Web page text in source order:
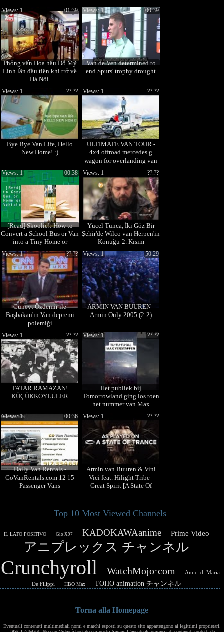
Phỏng vấn Hoa hậu Đỗ Mỹ
Linh lần đầu tiên khi trở về
Hà Nội.
01:39
Views: 1
Van de Ven determined to
end Spurs' trophy drought
00:39
Views: 1
Bye Bye Van Life, Hello
New Home! :)
??.??
Views: 1
ULTIMATE VAN TOUR -
4x4 offroad mercedes g
wagon for overlanding van
??.??
Views: 1
[Read] Skoolie!: How to
Convert a School Bus or Van
into a Tiny Home or
Recreational Vehicle
00:38
Views: 1
Yücel Tunca, İki Göz Bir
Şehir'de Wilco van Herpen'in
Konuğu-2. Kısım
??.??
Views: 1
Cüneyt Özdemir ile
Başbakan'ın Van depremi
polemiği
??.??
Views: 1
ARMIN VAN BUUREN -
Armin Only 2005 (2-2)
50:29
Views: 1
TATAR RAMAZAN!
KÜÇÜKKÖYLÜLER
??.??
Views: 1
Het publiek bij
Tomorrowland ging los toen
het nummer van Max
Verstappen werd gedraaid!
??.??
Views: 1
Daily Van Rentals -
GoVanRentals.com 12 15
Passenger Vans
00:36
Views: 1
Armin van Buuren & Vini
Vici feat. Hilight Tribe -
Great Spirit [A State Of
??.??
Views: 1
Top 10 Most Viewed Channels
IL LATO POSITIVO Gio X97 KADOKAWAanime Prime Video
アニプレックス チャンネル
Crunchyroll WatchMojo·com
Amici di Maria
De Filippi
HBO Max TOHO animation チャンネル
Torna alla Homepage
Eventuali contenuti multimediali nomi e marchi esposti su questo sito appartengono ai legittimi proprietari.